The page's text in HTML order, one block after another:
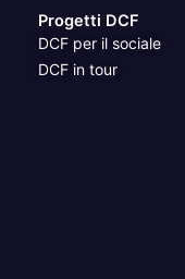
Progetti DCF
DCF per il sociale
DCF in tour